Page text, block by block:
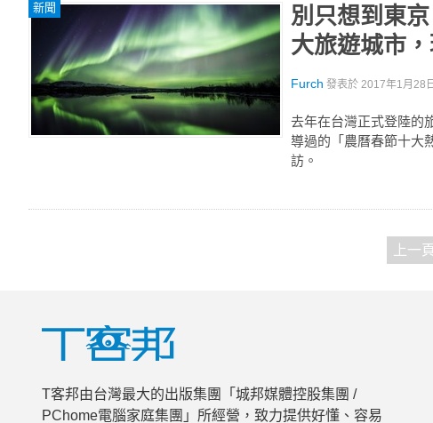
新聞
別只想到東
大旅遊城市
Furch 發表於 2017年1月28
去年在台灣正式登陸的
導過的「農曆春節十大
訪。
上一頁
T客邦由台灣最大的出版集團「城邦媒體控股集團 /
PChome電腦家庭集團」所經營，致力提供好懂、容易